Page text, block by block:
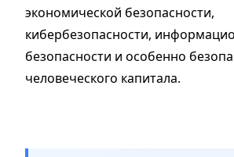
экономической безопасности,
кибербезопасности,
безопасности и особенно
человеческого капитала.